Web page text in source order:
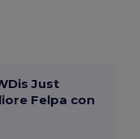
Just
Felpa con